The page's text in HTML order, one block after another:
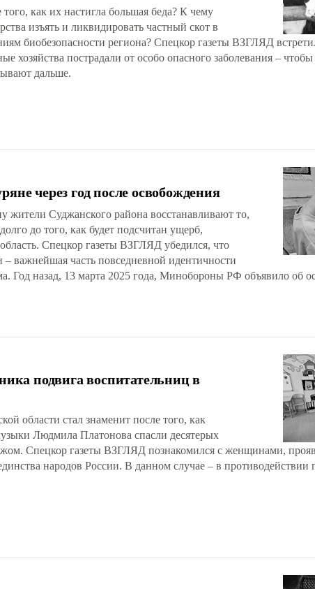
как их настигла большая беда? К чему
изъять и ликвидировать частный скот в
биобезопасности региона? Спецкор газеты ВЗГЛЯД
хозяйства пострадали от особо опасного заболевания – чтобы
дальше.
через год после освобождения
Суджанского района восстанавливают то,
до того, как будет подсчитан ущерб,
Спецкор газеты ВЗГЛЯД убедился, что
важнейшая часть повседневной идентичности
Год назад, 13 марта 2025 года, Минобороны РФ объявило об
подвига воспитательниц в
области стал знаменит после того, как
Людмила Платонова спасли десятерых
Спецкор газеты ВЗГЛЯД познакомился с женщинами,
народов России. В данном случае – в противодействии